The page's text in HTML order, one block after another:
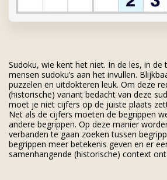
Sudoku, wie kent het niet. In de les, in de
mensen sudoku’s aan het invullen.
puzzelen en uitdokteren leuk. Om deze
(historische) variant bedacht van deze
moet je niet cijfers op de juiste plaats
Net als de cijfers moeten de begrippen
andere begrippen. Op deze manier
verbanden te gaan zoeken tussen
begrippen meer betekenis geven en er
samenhangende (historische) context